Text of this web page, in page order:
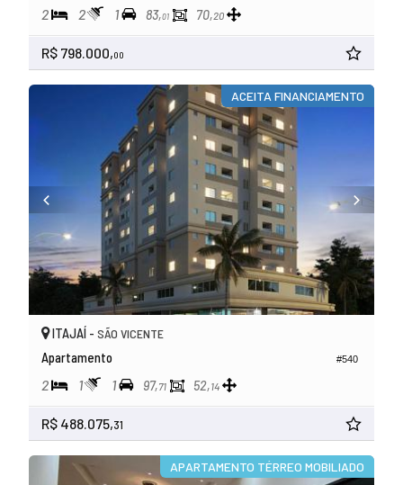
2 2 1 83,01 70,20
R$ 798.000,00
ACEITA FINANCIAMENTO
#540
ITAJAÍ - SÃO VICENTE
Apartamento
2 1 1 97,71 52,14
R$ 488.075,31
APARTAMENTO TÉRREO MOBILIADO